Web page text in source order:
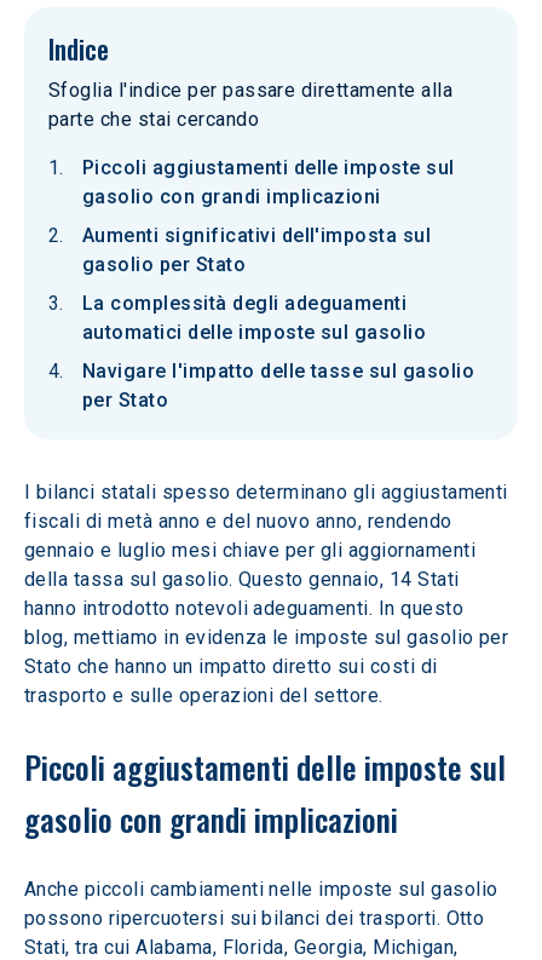
Indice
Sfoglia l'indice per passare direttamente alla
parte che stai cercando
Piccoli aggiustamenti delle imposte sul
gasolio con grandi implicazioni
Aumenti significativi dell'imposta sul
gasolio per Stato
La complessità degli adeguamenti
automatici delle imposte sul gasolio
Navigare l'impatto delle tasse sul gasolio
per Stato
I bilanci statali spesso determinano gli aggiustamenti
fiscali di metà anno e del nuovo anno, rendendo
gennaio e luglio mesi chiave per gli aggiornamenti
della tassa sul gasolio. Questo gennaio, 14 Stati
hanno introdotto notevoli adeguamenti. In questo
blog, mettiamo in evidenza le imposte sul gasolio per
Stato che hanno un impatto diretto sui costi di
trasporto e sulle operazioni del settore.
Piccoli aggiustamenti delle imposte sul
gasolio con grandi implicazioni
Anche piccoli cambiamenti nelle imposte sul gasolio
possono ripercuotersi sui bilanci dei trasporti. Otto
Stati, tra cui Alabama, Florida, Georgia, Michigan,